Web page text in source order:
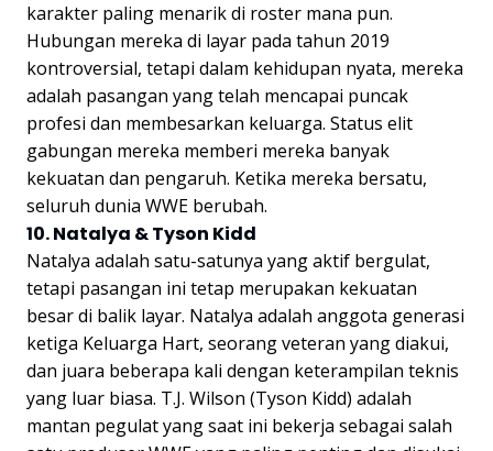
karakter paling menarik di roster mana pun.
Hubungan mereka di layar pada tahun 2019
kontroversial, tetapi dalam kehidupan nyata, mereka
adalah pasangan yang telah mencapai puncak
profesi dan membesarkan keluarga. Status elit
gabungan mereka memberi mereka banyak
kekuatan dan pengaruh. Ketika mereka bersatu,
seluruh dunia WWE berubah.
10. Natalya & Tyson Kidd
Natalya adalah satu-satunya yang aktif bergulat,
tetapi pasangan ini tetap merupakan kekuatan
besar di balik layar. Natalya adalah anggota generasi
ketiga Keluarga Hart, seorang veteran yang diakui,
dan juara beberapa kali dengan keterampilan teknis
yang luar biasa. T.J. Wilson (Tyson Kidd) adalah
mantan pegulat yang saat ini bekerja sebagai salah